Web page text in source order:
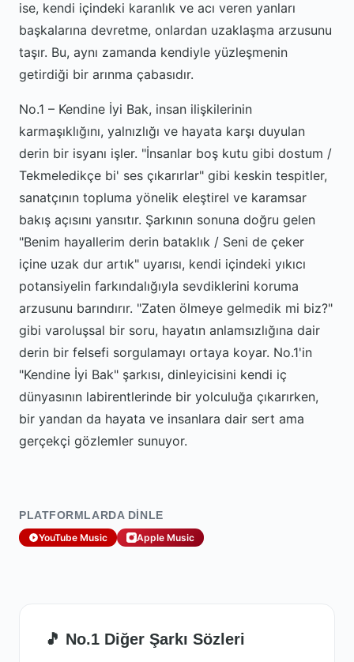
ise, kendi içindeki karanlık ve acı veren yanları
başkalarına devretme, onlardan uzaklaşma arzusunu
taşır. Bu, aynı zamanda kendiyle yüzleşmenin
getirdiği bir arınma çabasıdır.
No.1 – Kendine İyi Bak, insan ilişkilerinin
karmaşıklığını, yalnızlığı ve hayata karşı duyulan
derin bir isyanı işler. "İnsanlar boş kutu gibi dostum /
Tekmeledikçe bi' ses çıkarırlar" gibi keskin tespitler,
sanatçının topluma yönelik eleştirel ve karamsar
bakış açısını yansıtır. Şarkının sonuna doğru gelen
"Benim hayallerim derin bataklık / Seni de çeker
içine uzak dur artık" uyarısı, kendi içindeki yıkıcı
potansiyelin farkındalığıyla sevdiklerini koruma
arzusunu barındırır. "Zaten ölmeye gelmedik mi biz?"
gibi varoluşsal bir soru, hayatın anlamsızlığına dair
derin bir felsefi sorgulamayı ortaya koyar. No.1'in
"Kendine İyi Bak" şarkısı, dinleyicisini kendi iç
dünyasının labirentlerinde bir yolculuğa çıkarırken,
bir yandan da hayata ve insanlara dair sert ama
gerçekçi gözlemler sunuyor.
PLATFORMLARDA DINLE
YouTube Music Apple Music
🎵 No.1 Diğer Şarkı Sözleri